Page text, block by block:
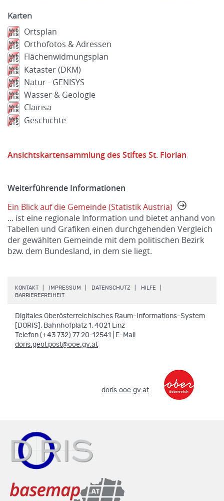
Karten
Ortsplan
Orthofotos & Adressen
Flächenwidmungsplan
Kataster (DKM)
Natur - GENISYS
Wasser & Geologie
Clairisa
Geschichte
Ansichtskartensammlung des Stiftes St. Florian
Weiterführende Informationen
Ein Blick auf die Gemeinde (Statistik Austria)
... ist eine regionale Information und bietet anhand von
Tabellen und Grafiken einen durchgehenden Vergleich
der gewählten Gemeinde mit dem politischen Bezirk
bzw. dem Bundesland, in dem sie liegt.
KONTAKT IMPRESSUM DATENSCHUTZ HILFE
BARRIEREFREIHEIT.
Digitales Oberösterreichisches Raum-Informations-System
[DORIS], Bahnhofplatz 1, 4021 Linz
Telefon (+43 732) 77 20-12541 | E-Mail
doris.geol.post@ooe.gv.at
doris.ooe.gv.at.